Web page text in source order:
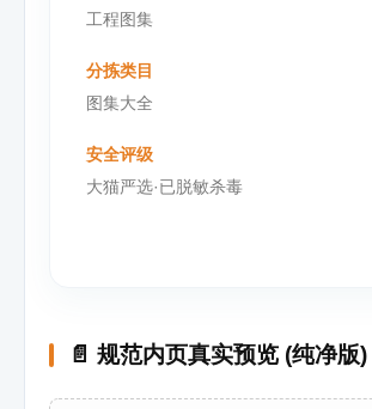
工程图集
分拣类目
图集大全
安全评级
大猫严选·已脱敏杀毒
📄 规范内页真实预览 (纯净版)